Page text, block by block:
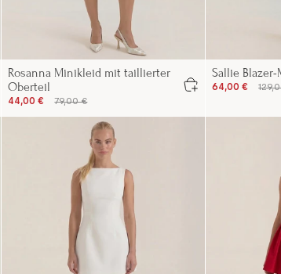
Rosanna Minikleid mit taillierter
Oberteil
44,00 € 79,00 €
Sallie
64,00 €